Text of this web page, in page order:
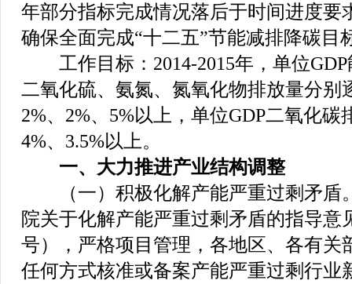
年部分指标完成情况落后于时间进度要
确保全面完成“十二五”节能减排降碳目
工作目标：2014-2015年，单位GDP
二氧化硫、氨氮、氮氧化物排放量分别
2%、2%、5%以上，单位GDP二氧化
4%、3.5%以上。
一、大力推进产业结构调整
（一）积极化解产能严重过剩矛盾
院关于化解产能严重过剩矛盾的指导意
号），严格项目管理，各地区、各有关
任何方式核准或备案产能严重过剩行业